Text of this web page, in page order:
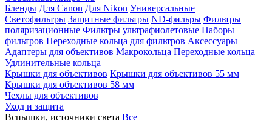
Бленды Для Canon Для Nikon Универсальные
Светофильтры Защитные фильтры ND-фильры Фильтры
поляризационные Фильтры ультрафиолетовые Наборы
фильтров Переходные кольца для фильтров Аксессуары
Адаптеры для объективов Макрокольца Переходные кольца
Удлинительные кольца
Крышки для объективов Крышки для объективов 55 мм
Крышки для объективов 58 мм
Чехлы для объективов
Уход и защита
Вспышки, источники света Все